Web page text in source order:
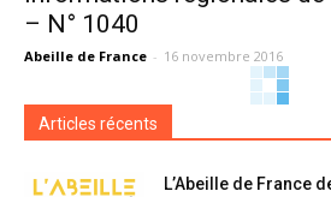
– N° 1040
Abeille de France - 16 novembre 2016
Articles récents
L’Abeille de France